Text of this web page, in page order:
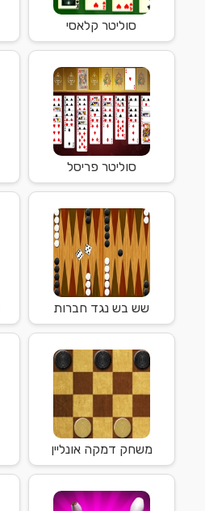
סוליטר קלאסי
סוליטר פריסל
שש בש נגד חברות
משחק דמקה אונליין